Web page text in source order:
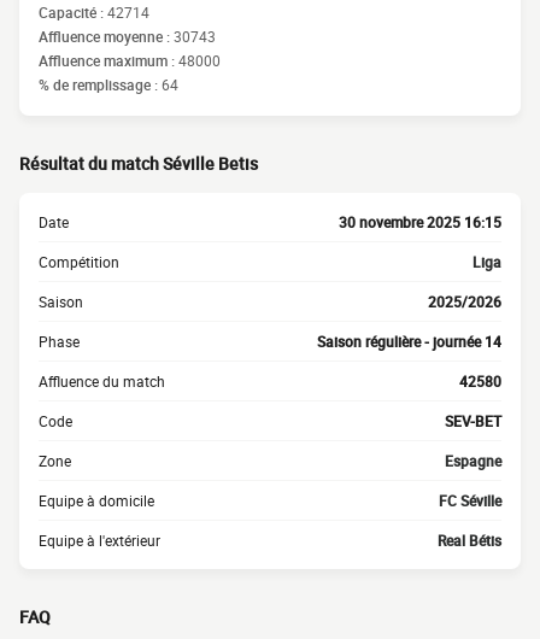
Capacité :42714
Affluence moyenne :30743
Affluence maximum :48000
% de remplissage :64
Résultat du match Séville Betis
Date 30 novembre 2025 16:15
Compétition Liga
Saison 2025/2026
Phase Saison régulière - journée 14
Affluence du match 42580
Code SEV-BET
Zone Espagne
Equipe à domicile FC Séville
Equipe à l'extérieur Real Bétis
FAQ